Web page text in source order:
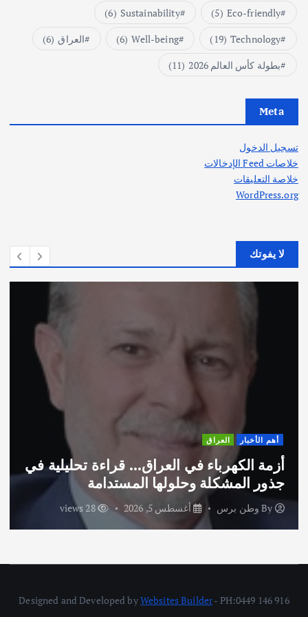
Eco-friendly
(5)
Sustainability
(6)
Technology
(19)
Well-being
(6) العراق (6)
بطولة كأس العالم 2026
(11)
Meta
تسجيل الدخول
خلاصات Feed الإدخالات
خلاصة التعليقات
WordPress.org
لا يفوتك
أهم الأخبار ثقافة وفنون
اختتام ورشة السينوغرافيا في مدينة كلباء
الاماراتية
وطن برس أغسطس 3, 2026 42 views
Designed and Developed byWebsites Builder- PH:0449 146 916